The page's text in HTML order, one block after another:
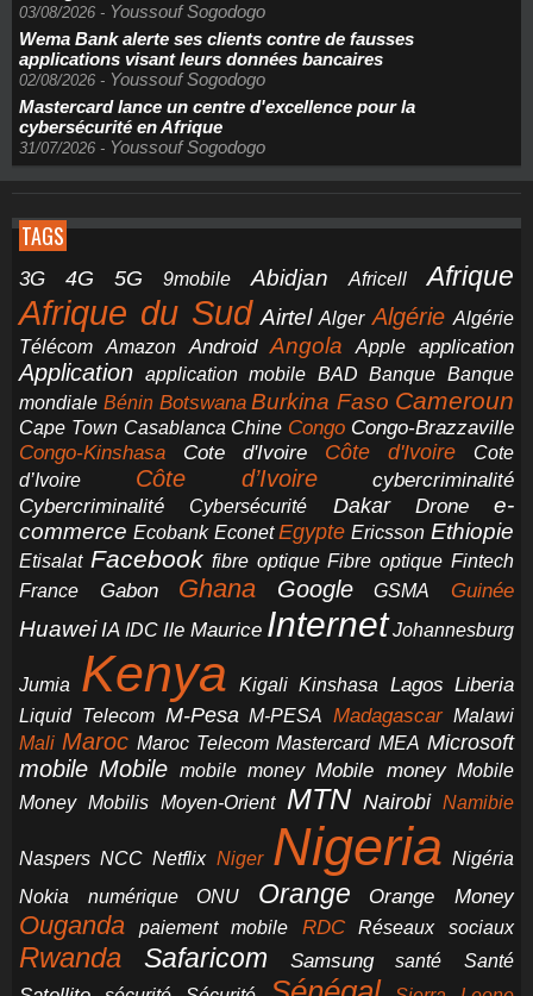
03/08/2026 - Youssouf Sogodogo
Wema Bank alerte ses clients contre de fausses
applications visant leurs données bancaires
02/08/2026 - Youssouf Sogodogo
Mastercard lance un centre d'excellence pour la
cybersécurité en Afrique
31/07/2026 - Youssouf Sogodogo
TAGS
3G 4G 5G 9mobile Abidjan Africell Afrique
Afrique du Sud Airtel Alger Algérie Algérie
Télécom
Amazon Android Angola Apple application
Application application mobile BAD Banque Banque
mondiale Bénin Botswana Burkina Faso Cameroun
Cape Town Casablanca Chine Congo Congo-Brazzaville
Congo-Kinshasa Cote d'Ivoire Côte d'Ivoire
Cote
d’Ivoire
Côte d’Ivoire
cybercriminalité
Cybercriminalité
Cybersécurité Dakar Drone
e-
commerce Ecobank Econet Egypte Ericsson Ethiopie
Etisalat Facebook fibre optique Fibre optique Fintech
France
Gabon Ghana Google GSMA Guinée
Huawei IA IDC Ile Maurice Internet Johannesburg
Jumia Kenya Kigali Kinshasa Lagos Liberia
Liquid Telecom M-Pesa M-PESA Madagascar Malawi
Mali Maroc Maroc Telecom Mastercard MEA Microsoft
mobile Mobile mobile money Mobile money Mobile
Money Mobilis Moyen-Orient MTN Nairobi Namibie
Naspers NCC Netflix Niger Nigeria Nigéria
Nokia
numérique ONU Orange Orange Money
Ouganda paiement mobile RDC Réseaux sociaux
Rwanda Safaricom Samsung santé Santé